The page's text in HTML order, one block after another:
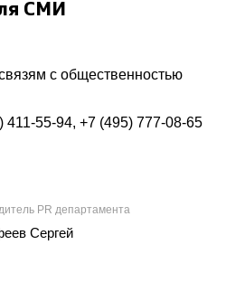
СМИ
с общественностью
411-55-94, +7 (495) 777-08-65
PR департамента
Сергей